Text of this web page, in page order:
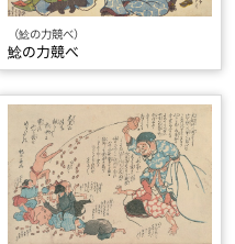
（鯰の力競べ）
鯰の力競べ